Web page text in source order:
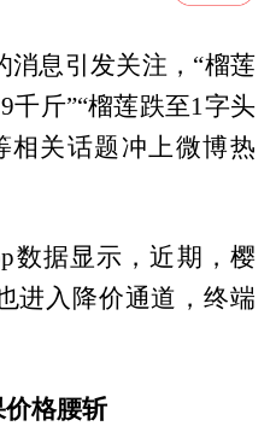
消息引发关注，“榴莲
千斤”“榴莲跌至1字头
相关话题冲上微博热
数据显示，近期，樱
进入降价通道，终端
格腰斩